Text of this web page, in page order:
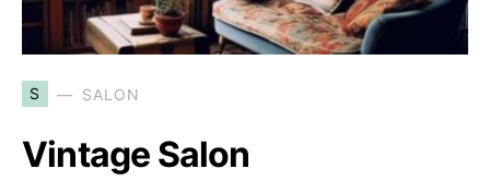
S SALON
Vintage Salon